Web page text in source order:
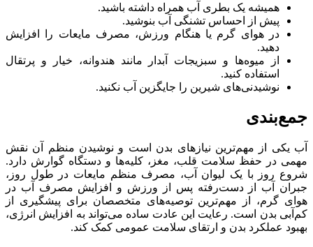
همیشه یک بطری آب همراه داشته باشید.
پیش از احساس تشنگی آب بنوشید.
در هوای گرم یا هنگام ورزش، مصرف مایعات را افزایش
دهید.
از میوه‌ها و سبزیجات آبدار مانند هندوانه، خیار و پرتقال
استفاده کنید.
نوشیدنی‌های شیرین را جایگزین آب نکنید.
جمع‌بندی
آب یکی از مهم‌ترین نیازهای بدن است و نوشیدن منظم آن نقش
مهمی در حفظ سلامت قلب، مغز، کلیه‌ها و دستگاه گوارش دارد.
شروع روز با یک لیوان آب، مصرف منظم مایعات در طول روز،
جبران آب از دست‌رفته پس از ورزش و افزایش مصرف آب در
هوای گرم، از مهم‌ترین توصیه‌های متخصصان برای پیشگیری از
کم‌آبی بدن است. رعایت این عادت ساده می‌تواند به افزایش انرژی،
بهبود عملکرد بدن و ارتقای سلامت عمومی کمک کند.